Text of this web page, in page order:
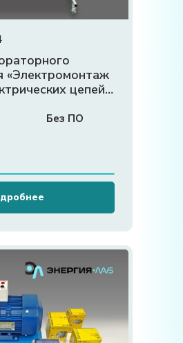
«Электромонтаж
цепей,
Без ПО